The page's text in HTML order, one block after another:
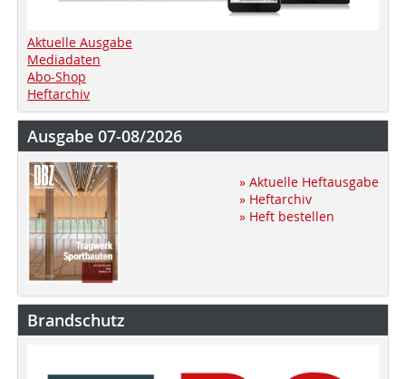
Aktuelle Ausgabe
Mediadaten
Abo-Shop
Heftarchiv
Ausgabe 07-08/2026
» Aktuelle Heftausgabe
» Heftarchiv
» Heft bestellen
Brandschutz